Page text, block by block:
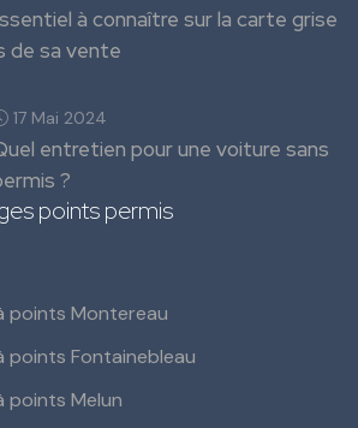
points permis
points Montereau
points Fontainebleau
points Melun
à connaître sur la carte grise
de sa vente
17 Mai 2024
entretien pour une voiture sans
?